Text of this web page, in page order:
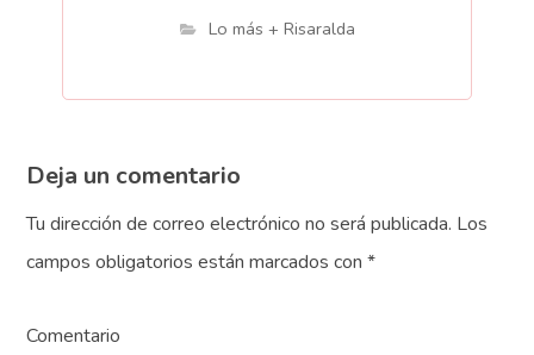
Lo más + Risaralda
Deja un comentario
Tu dirección de correo electrónico no será publicada. Los
campos obligatorios están marcados con*
Comentario